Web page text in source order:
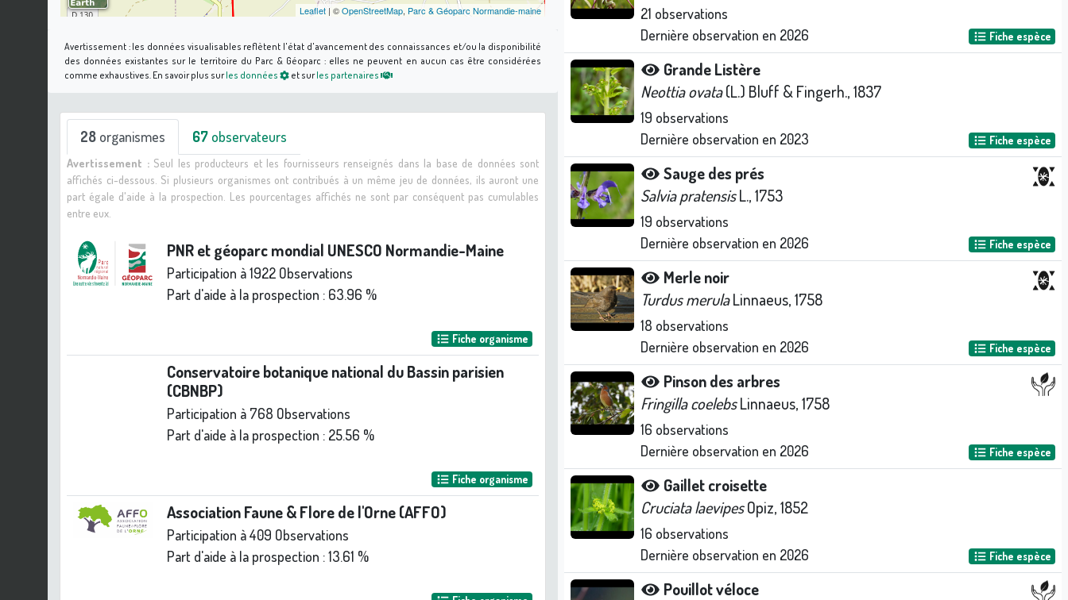
Leaflet | ©OpenStreetMap, Parc & Géoparc Normandie-maine
Avertissement :les données visualisables reflètent l'état d'avancement des connaissances et/ou la disponibilité
des données existantes sur le territoire du Parc & Géoparc : elles ne peuvent en aucun cas être considérées
comme exhaustives. En savoir plus surles données et surles partenaires
28 organismes 67 observateurs
Avertissement :Seul les producteurs et les fournisseurs renseignés dans la base de données sont
affichés ci-dessous. Si plusieurs organismes ont contribués à un même jeu de données, ils auront une
part égale d'aide à la prospection. Les pourcentages affichés ne sont par conséquent pas cumulables
entre eux.
PNR et géoparc mondial UNESCO Normandie-Maine
Participation à 1922 Observations
Part d'aide à la prospection : 63.96 %
Fiche organisme
Conservatoire botanique national du Bassin parisien
(CBNBP)
Participation à 768 Observations
Part d'aide à la prospection : 25.56 %
Fiche organisme
Association Faune & Flore de l'Orne (AFFO)
Participation à 409 Observations
Part d'aide à la prospection :13.61 %
21 observations
Dernière observation en 2026 Fiche espèce
Grande Listère
Neottia ovata(L.) Bluff & Fingerh., 1837
19 observations
Dernière observation en 2023 Fiche espèce
Sauge des prés
Salvia pratensisL., 1753
19 observations
Dernière observation en 2026 Fiche espèce
Merle noir
Turdus merulaLinnaeus, 1758
18 observations
Dernière observation en 2026 Fiche espèce
Pinson des arbres
Fringilla coelebsLinnaeus, 1758
16 observations
Dernière observation en 2026 Fiche espèce
Gaillet croisette
Cruciata laevipesOpiz, 1852
16 observations
Dernière observation en 2026 Fiche espèce
Pouillot véloce